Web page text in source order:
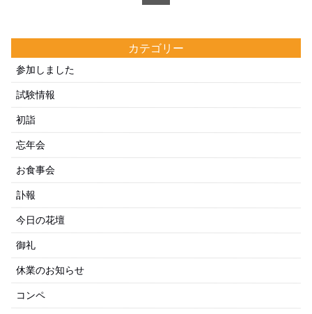
カテゴリー
参加しました
試験情報
初詣
忘年会
お食事会
訃報
今日の花壇
御礼
休業のお知らせ
コンペ